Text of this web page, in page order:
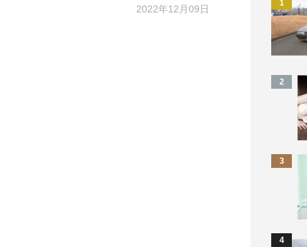
2022年12月09日
1
2
3
4